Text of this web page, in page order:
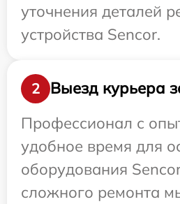
уточнения деталей
устройства Sencor.
2
Выезд курьера
Профессионал с
удобное время для
оборудования
сложного ремонта